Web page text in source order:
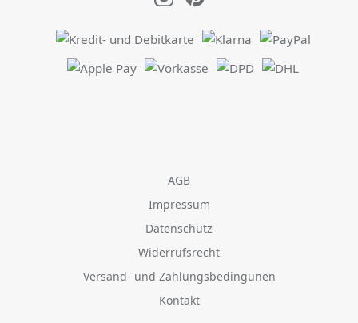
AGB
Impressum
Datenschutz
Widerrufsrecht
Versand- und Zahlungsbedingunen
Kontakt